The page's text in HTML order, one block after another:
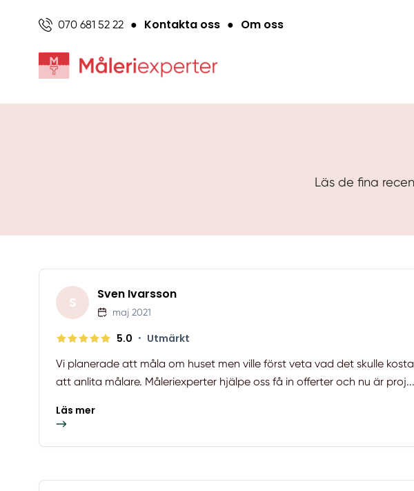
070 681 52 22 ● Kontakta oss ● Om oss
Läs de fina
S Sven Ivarsson
maj 2021
5.0 • Utmärkt
Vi planerade att måla om huset men ville först veta vad det skulle kosta
att anlita målare. Måleriexperter hjälpe oss få in offerter och nu är proj...
Läs mer